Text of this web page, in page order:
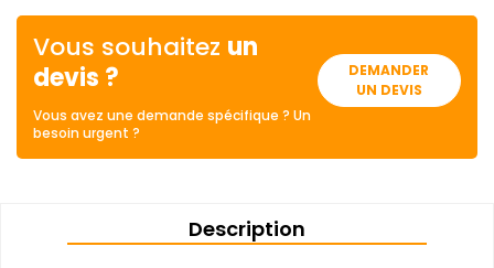
Vous souhaitez un
devis ?
Vous avez une demande spécifique ? Un
besoin urgent ?
DEMANDER
UN DEVIS
Description